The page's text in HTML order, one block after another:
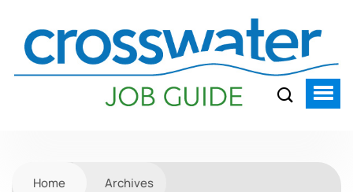
Home Archives